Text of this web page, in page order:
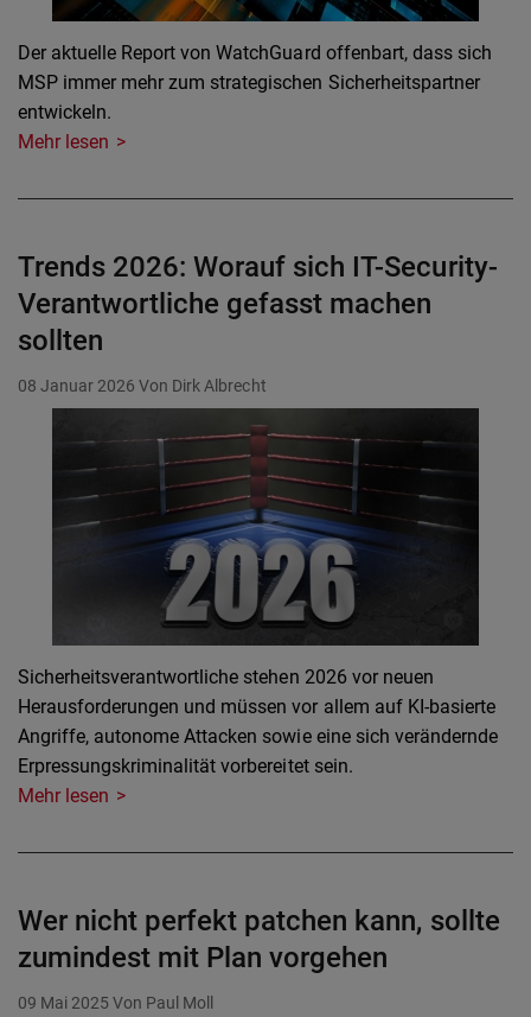
Der aktuelle Report von WatchGuard offenbart, dass sich
MSP immer mehr zum strategischen Sicherheitspartner
entwickeln.
Mehr lesen
Trends 2026: Worauf sich IT-Security-
Verantwortliche gefasst machen
sollten
08 Januar 2026 Von Dirk Albrecht
Sicherheitsverantwortliche stehen 2026 vor neuen
Herausforderungen und müssen vor allem auf KI-basierte
Angriffe, autonome Attacken sowie eine sich verändernde
Erpressungskriminalität vorbereitet sein.
Mehr lesen
Wer nicht perfekt patchen kann, sollte
zumindest mit Plan vorgehen
09 Mai 2025 Von Paul Moll